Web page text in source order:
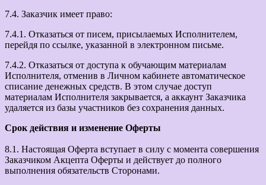
7.4. Заказчик имеет право:
7.4.1. Отказаться от писем, присылаемых Исполнителем,
перейдя по ссылке, указанной в электронном письме.
7.4.2. Отказаться от доступа к обучающим материалам
Исполнителя, отменив в Личном кабинете автоматическое
списание денежных средств. В этом случае доступ
материалам Исполнителя закрывается, а аккаунт Заказчика
удаляется из базы участников без сохранения данных.
Срок действия и изменение Оферты
8.1. Настоящая Оферта вступает в силу с момента совершения
Заказчиком Акцепта Оферты и действует до полного
выполнения обязательств Сторонами.